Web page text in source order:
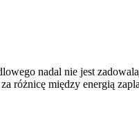
nadal nie jest
różnicę między energią